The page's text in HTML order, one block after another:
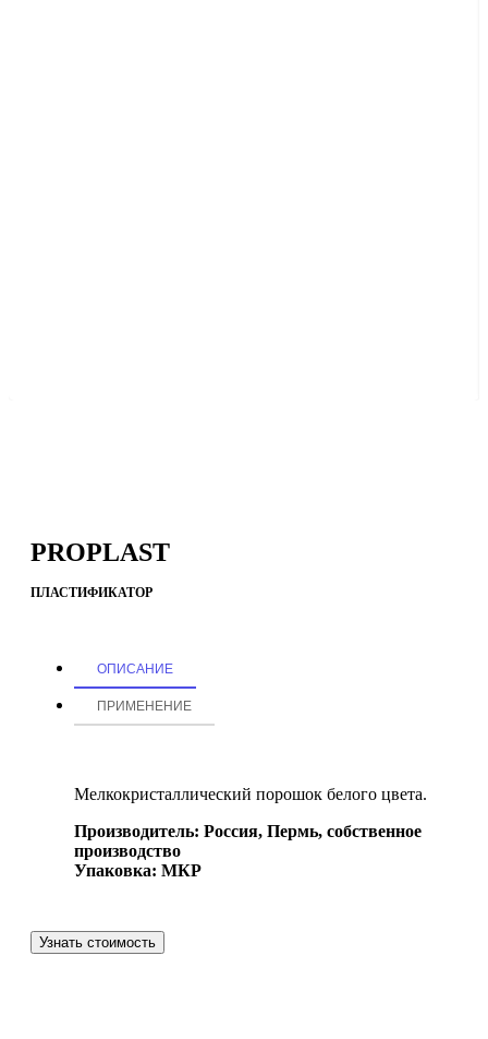
PROPLAST
ПЛАСТИФИКАТОР
ОПИСАНИЕ
ПРИМЕНЕНИЕ
Мелкокристаллический порошок белого цвета.
Производитель: Россия, Пермь, собственное
производство
Упаковка: МКР
Узнать стоимость